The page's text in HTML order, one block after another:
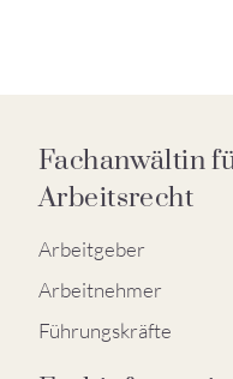
Fachanwältin
Arbeitsrecht
Arbeitgeber
Arbeitnehmer
Führungskräfte